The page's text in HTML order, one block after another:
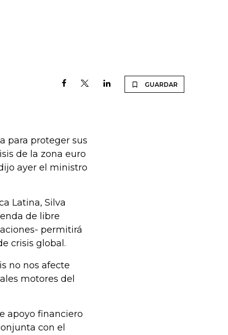
GUARDAR
para proteger sus
de la zona euro
ayer el ministro
Latina, Silva
de libre
permitirá
crisis global.
no nos afecte
motores del
apoyo financiero
con el